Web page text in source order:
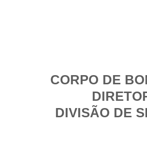
CORPO DE
DIVISÃO DE